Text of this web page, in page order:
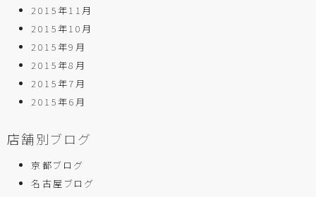
2015年11月
2015年10月
2015年9月
2015年8月
2015年7月
2015年6月
店舗別ブログ
京都ブログ
名古屋ブログ